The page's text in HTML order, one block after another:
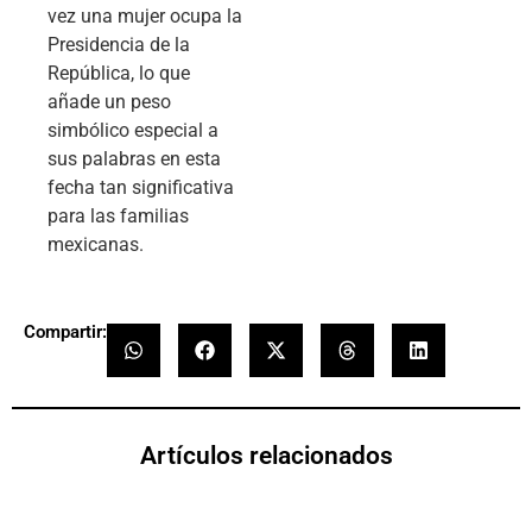
vez una mujer ocupa la
Presidencia de la
República, lo que
añade un peso
simbólico especial a
sus palabras en esta
fecha tan significativa
para las familias
mexicanas.
Compartir:
Artículos relacionados